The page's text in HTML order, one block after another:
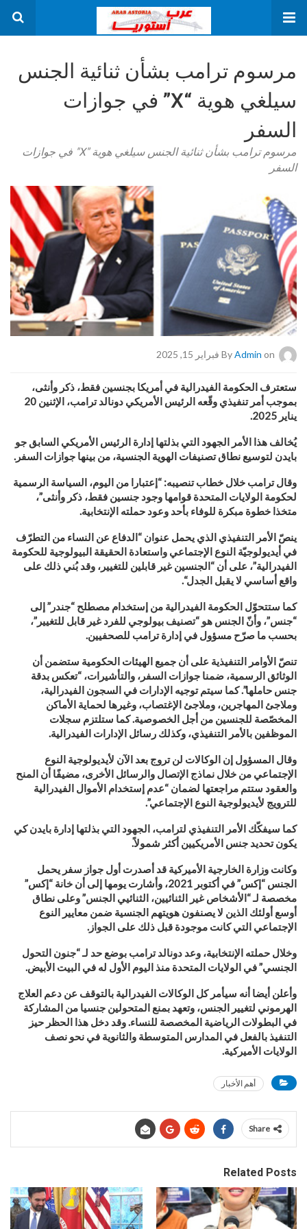
مرسوم ترامب بشأن ثنائية الجنس
سيلغي هوية “X” في جوازات
السفر
مرسوم ترامب بشأن ثنائية الجنس سيلغي هوية "X" في جوازات
السفر
ByAdmin on فبراير 15, 2025
ستعترف الحكومة الفيدرالية في أمريكا بجنسين فقط، ذكر وأنثى،
بموجب أمر تنفيذي وقّعه الرئيس الأمريكي دونالد ترامب، الإثنين 20
يناير 2025.
يُخالف هذا الأمر الجهود التي بذلتها إدارة الرئيس الأمريكي السابق جو
بايدن لتوسيع نطاق تصنيفات الهوية الجنسية، من بينها جوازات السفر .
وقال ترامب خلال خطاب تنصيبه: “إعتبارا من اليوم، السياسة الرسمية
لحكومة الولايات المتحدة قوامها وجود جنسين فقط، ذكر وأنثى”،
متخذا خطوة مبكرة للوفاء بأحد وعود حملته الإنتخابية.
ينصّ الأمر التنفيذي الذي يحمل عنوان “الدفاع عن النساء من التطرّف
في أيديولوجيّة النوع الإجتماعي واستعادة الحقيقة البيولوجية للحكومة
الفيدرالية”، على أن “الجنسين غير قابلين للتغيير، وقد بُني ذلك على
واقع أساسي لا يقبل الجدل“
.
كما ستتحوّل الحكومة الفيدرالية من إستخدام مصطلح “جندر” إلى
“جنس”، وأنّ الجنس هو “تصنيف بيولوجي للفرد غير قابل للتغيير”،
بحسب ما صرّح مسؤول في إدارة ترامب للصحفيين.
تنصّ الأوامر التنفيذية على أن جميع الهيئات الحكومية ستضمن أن
الوثائق الرسمية، ضمنا جوازات السفر، والتأشيرات، “تعكس بدقة
جنس حاملها”. كما سيتم توجيه الإدارات في السجون الفيدرالية،
وملاجئ المهاجرين، وملاجئ الإغتصاب، وغيرها لحماية الأماكن
المخصّصة للجنسين من أجل الخصوصية. كما ستلتزم سجلات
الموظفين بالأمر التنفيذي، وكذلك رسائل الإدارات الفيدرالية.
وقال المسؤول إن الوكالات لن تروج بعد الآن لأيديولوجية النوع
الإجتماعي من خلال نماذج الإتصال والرسائل الأخرى، مضيفًا أن المنح
والعقود ستتم مراجعتها لضمان “عدم إستخدام الأموال الفيدرالية
للترويج لأيديولوجية النوع الإجتماعي”.
كما سيفكّك الأمر التنفيذي لترامب، الجهود التي بذلتها إدارة بايدن كي
يكون تحديد جنس الأمريكيين أكثر شمولاً.
وكانت وزارة الخارجية الأميركية قد أصدرت أول جواز سفر يحمل
الجنس “إكس” في أكتوبر 2021، وأشارت يومها إلى أن خانة “إكس”
مخصصة لـ “الأشخاص غير الثنائيين، الثنائيي الجنس” وعلى نطاق
أوسع أولئك الذين لا يصنفون هويتهم الجنسية ضمن معايير النوع
الإجتماعي التي كانت موجودة قبل ذلك على الجواز .
وخلال حملته الإنتخابية، وعد دونالد ترامب بوضع حد لـ “جنون التحول
الجنسي” في الولايات المتحدة منذ اليوم الأول له في البيت الأبيض.
وأعلن أيضا أنه سيأمر كل الوكالات الفيدرالية بالتوقف عن دعم العلاج
الهرموني لتغيير الجنس، وتعهد بمنع المتحولين جنسيا من المشاركة
في البطولات الرياضية المخصصة للنساء. وقد دخل هذا الحظر حيز
التنفيذ بالفعل في المدارس المتوسطة والثانوية في نحو نصف
الولايات الأميركية.
أهم الأخبار
Share
Related Posts